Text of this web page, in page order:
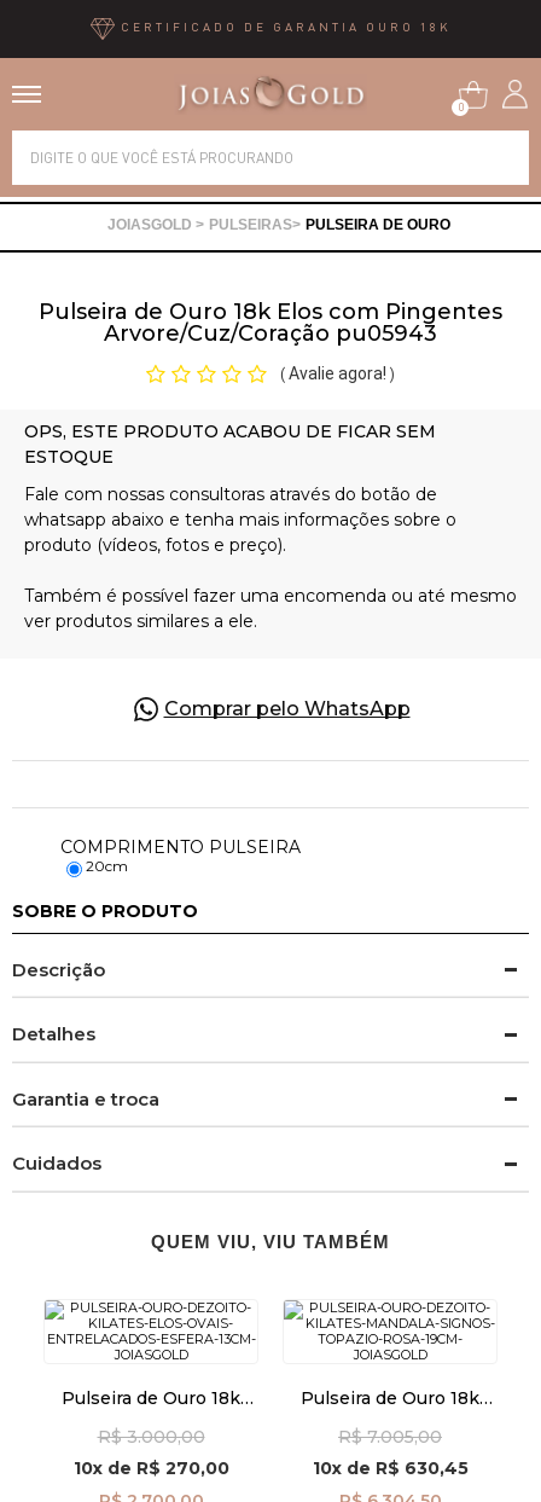
CERTIFICADO DE GARANTIA OURO 18K
0
PULSEIRAS PULSEIRA DE OURO
Pulseira de Ouro 18k Elos com Pingentes
Arvore/Cuz/Coração pu05943
( Avalie agora! )
Comprar pelo WhatsApp
COMPRIMENTO PULSEIRA
20cm
SOBRE O PRODUTO
Descrição
Detalhes
Garantia e troca
Cuidados
QUEM VIU, VIU TAMBÉM
Pulseira de Ouro 18k
com Esfera de 13cm
pu08484
R$ 3.000,00
10xde R$ 270,00
Pulseira de Ouro 18k
Topázio Rosa 19cm
pu06878
R$ 7.005,00
10xde R$ 630,45
Alianças
Brincos
Gargantilhas
Pingentes
Pulseiras
Pedras Preciosas
OFERTAS